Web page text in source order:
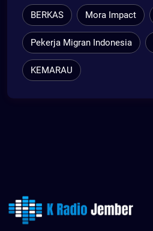
BERKAS Mora Impact
Pekerja Migran Indonesia
KEMARAU